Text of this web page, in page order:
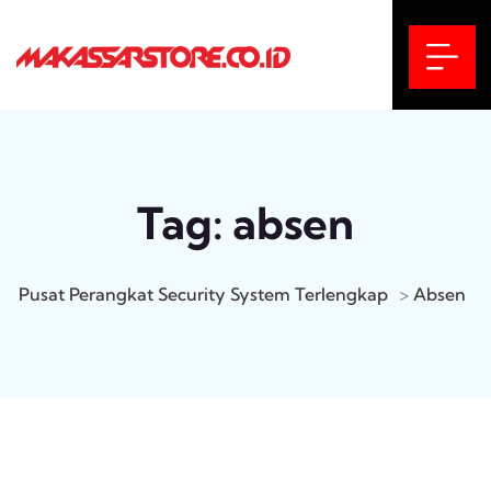
Tag: absen
Pusat Perangkat Security System Terlengkap > Absen